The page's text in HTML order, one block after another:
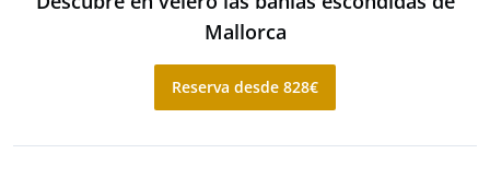
Mallorca
Reserva desde 828€